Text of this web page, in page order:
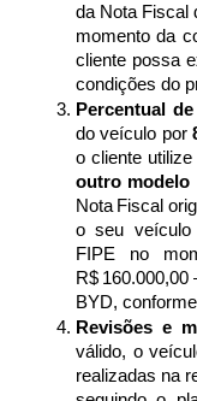
da Nota Fiscal
momento da
cliente possa
condições do
Percentual
do veículo por
outro modelo
Nota Fiscal
o seu veículo
FIPE no
R$
BYD,
Revisões e
válido, o
realizadas na